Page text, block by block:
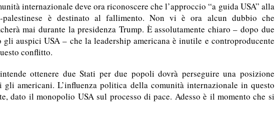
internazionale deve ora riconoscere che l’approccio “a guida USA” alla
palestinese è destinato al fallimento. Non vi è ora alcun dubbio che
mai durante la presidenza Trump. È assolutamente chiaro – dopo due
auspici USA – che la leadership americana è inutile e controproducente
conflitto.
ottenere due Stati per due popoli dovrà perseguire una posizione
americani. L’influenza politica della comunità internazionale in questo
dato il monopolio USA sul processo di pace. Adesso è il momento che si